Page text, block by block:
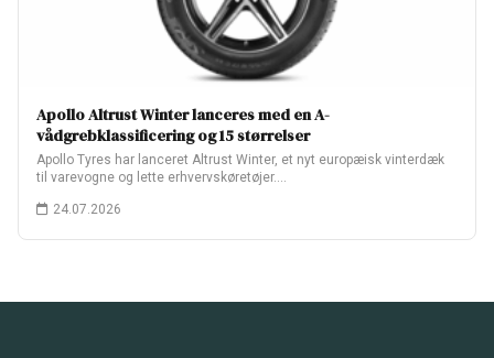
Apollo Altrust Winter lanceres med en A-
vådgrebklassificering og 15 størrelser
Apollo Tyres har lanceret Altrust Winter, et nyt europæisk vinterdæk
til varevogne og lette erhvervskøretøjer.…
24.07.2026